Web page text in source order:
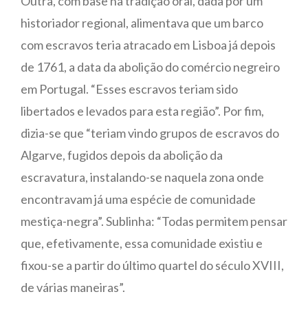
historiador regional, alimentava que um barco
com escravos teria atracado em Lisboa já depois
de 1761, a data da abolição do comércio negreiro
em Portugal. “Esses escravos teriam sido
libertados e levados para esta região”. Por fim,
dizia-se que “teriam vindo grupos de escravos do
Algarve, fugidos depois da abolição da
escravatura, instalando-se naquela zona onde
encontravam já uma espécie de comunidade
mestiça-negra”. Sublinha: “Todas permitem pensar
que, efetivamente, essa comunidade existiu e
fixou-se a partir do último quartel do século XVIII,
de várias maneiras”.